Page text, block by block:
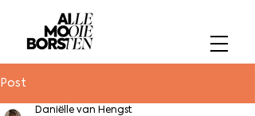
Post
Daniëlle van Hengst